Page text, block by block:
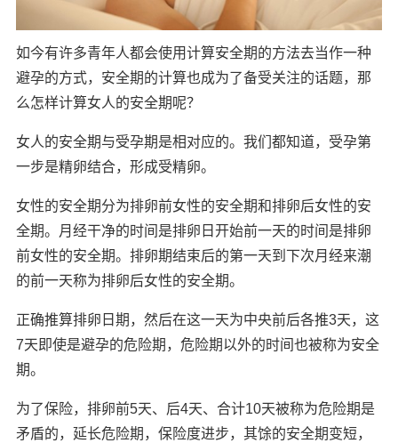
如今有许多青年人都会使用计算安全期的方法去当作一种
避孕的方式，安全期的计算也成为了备受关注的话题，那
么怎样计算女人的安全期呢？
女人的安全期与受孕期是相对应的。我们都知道，受孕第
一步是精卵结合，形成受精卵。
女性的安全期分为排卵前女性的安全期和排卵后女性的安
全期。月经干净的时间是排卵日开始前一天的时间是排卵
前女性的安全期。排卵期结束后的第一天到下次月经来潮
的前一天称为排卵后女性的安全期。
正确推算排卵日期，然后在这一天为中央前后各推3天，这
7天即使是避孕的危险期，危险期以外的时间也被称为安全
期。
为了保险，排卵前5天、后4天、合计10天被称为危险期是
矛盾的，延长危险期，保险度进步，其馀的安全期变短，